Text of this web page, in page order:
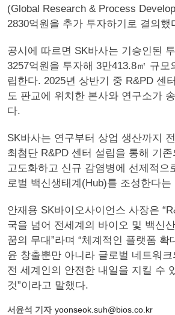
(Global Research & Process
2830억원을 추가 투자하기로 결의했
공시에 따르면 SK바사는 기승인된
3257억원을 투자해 3만413.8㎡ 규모
립한다. 2025년 상반기 중 R&PD 센
도 판교에 위치한 본사와 연구소가
다.
SK바사는 연구부터 상업 생산까지
최첨단 R&PD 센터 설립을 통해 기
고도화하고 신규 감염병에 선제적으
로벌 백신생태계(Hub)를 조성한다는
안재용 SK바이오사이언스 사장은
국을 넘어 전세계의 바이오 및 백신
꿈의 무대”라며 “체계적인 플랫폼 확
윤 창출뿐만 아니라 글로벌 네트워
전 세계인의 안전한 내일을 지킬 수
것”이라고 말했다.
서윤석 기자 yoonseok.suh@bios.co.kr